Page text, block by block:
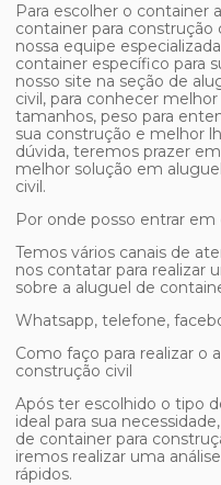
Para escolher o container
container para construção
nossa equipe
container específico para
nosso site na seção de
civil, para conhecer
tamanhos, peso para
sua construção e melhor
dúvida, teremos prazer
melhor solução em
civil.
Por onde posso entrar
Temos vários canais de
nos contatar para realizar
sobre a aluguel de
Whatsapp, telefone,
Como faço para realizar o
construção civil
Após ter escolhido o tipo
ideal para sua
de container para
iremos realizar uma
rápidos.